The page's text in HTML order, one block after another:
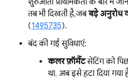
तब भी दिखती है, जबबड़े अनुरोध
(1495735).
बंद की गई सुविधाएं:
कलर फ़ॉर्मैटसेटिंग को
था. अब इसे हटा दिया गया